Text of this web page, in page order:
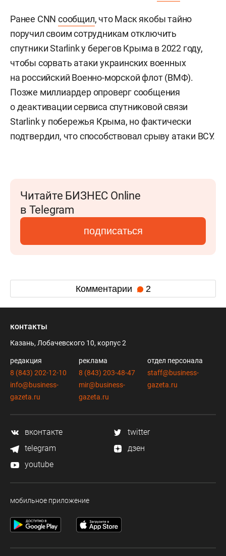
Ранее CNN сообщил, что Маск якобы тайно
поручил своим сотрудникам отключить
спутники Starlink у берегов Крыма в 2022 году,
чтобы сорвать атаки украинских военных
на российский Военно-морской флот (ВМФ).
Позже миллиардер опроверг сообщения
о деактивации сервиса спутниковой связи
Starlink у побережья Крыма, но фактически
подтвердил, что способствовал срыву атаки ВСУ.
Читайте БИЗНЕС Online
в Telegram
подписаться
Комментарии 2
контакты
Казань, Лобачевского 10, корпус 2
редакция
8 (843) 202-12-10
info@business-
gazeta.ru
реклама
8 (843) 203-48-47
mir@business-
gazeta.ru
отдел персонала
staff@business-
gazeta.ru
вконтакте
twitter
telegram
дзен
youtube
мобильное приложение